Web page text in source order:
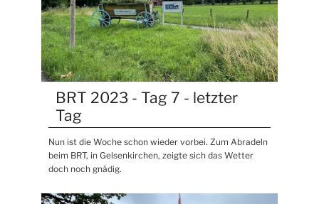
BRT 2023 - Tag 7 - letzter
Tag
Nun ist die Woche schon wieder vorbei. Zum Abradeln
beim BRT, in Gelsenkirchen, zeigte sich das Wetter
doch noch gnädig.